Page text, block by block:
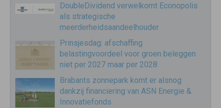
DoubleDividend verwelkomt Econopolis
als strategische
meerderheidsaandeelhouder
Prinsjesdag: afschaffing
belastingvoordeel voor groen beleggen
niet per 2027 maar per 2028
Brabants zonnepark komt er alsnog
dankzij financiering van ASN Energie &
Innovatiefonds